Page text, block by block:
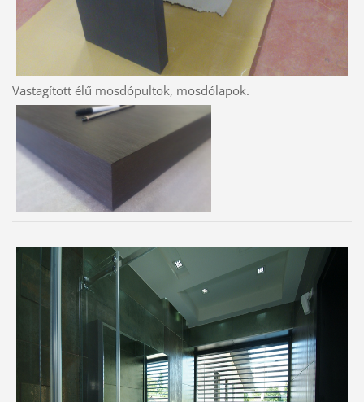
Vastagított élű mosdópultok, mosdólapok.